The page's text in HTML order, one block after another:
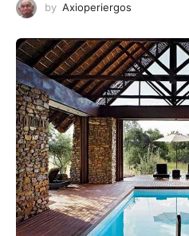
by Axioperiergos